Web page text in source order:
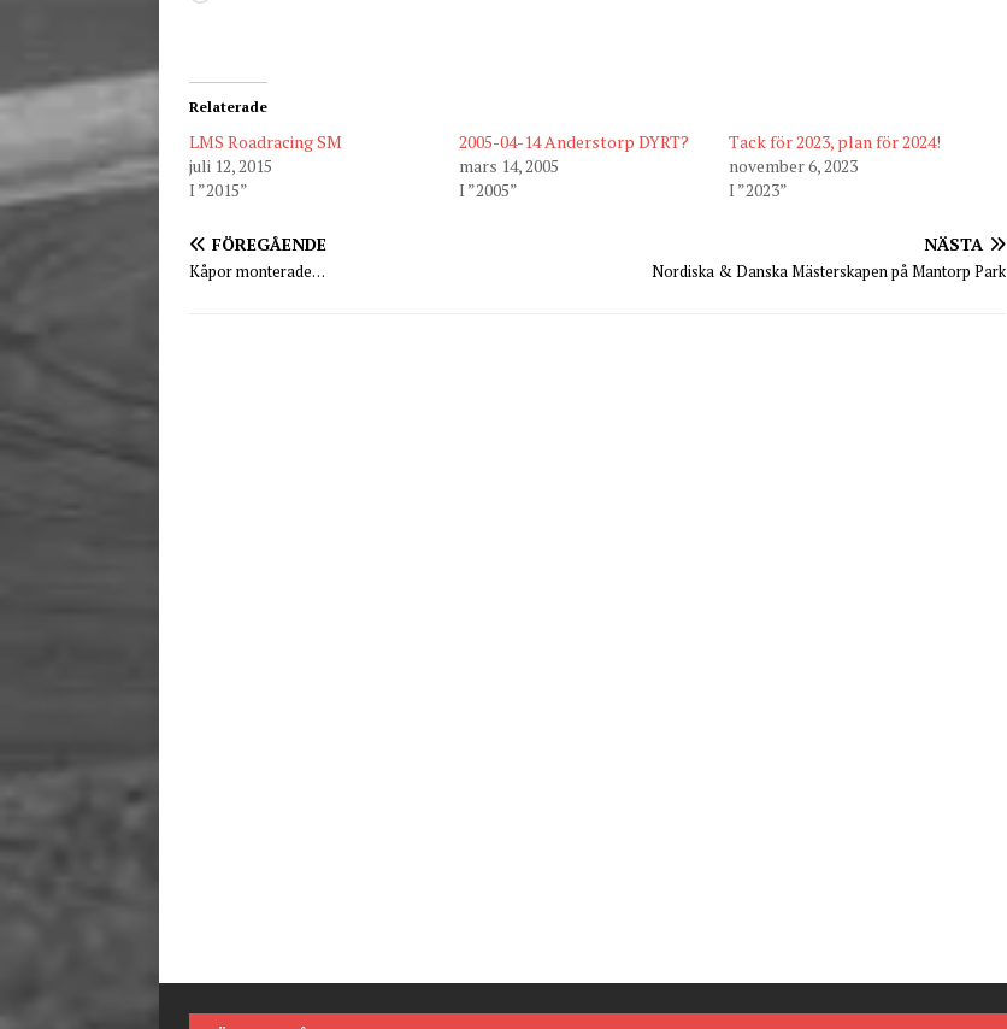
Relaterade
LMS Roadracing SM
juli 12, 2015
I ”2015”
2005-04-14 Anderstorp DYRT?
mars 14, 2005
I ”2005”
Tack för 2023, plan för 2024!
november 6, 2023
I ”2023”
FÖREGÅENDE
Kåpor monterade…
NÄSTA
Nordiska & Danska Mästerskapen på Mantorp Park